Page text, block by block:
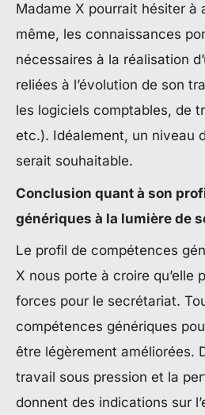
Madame X pourrait hésiter à
même, les connaissances
nécessaires à la réalisation
reliées à l’évolution de son
les logiciels comptables, de
etc.). Idéalement, un niveau
serait souhaitable.
Conclusion quant à son
génériques à la lumière de
Le profil de compétences
X nous porte à croire qu’elle
forces pour le secrétariat.
compétences génériques
être légèrement améliorées.
travail sous pression et la
donnent des indications sur